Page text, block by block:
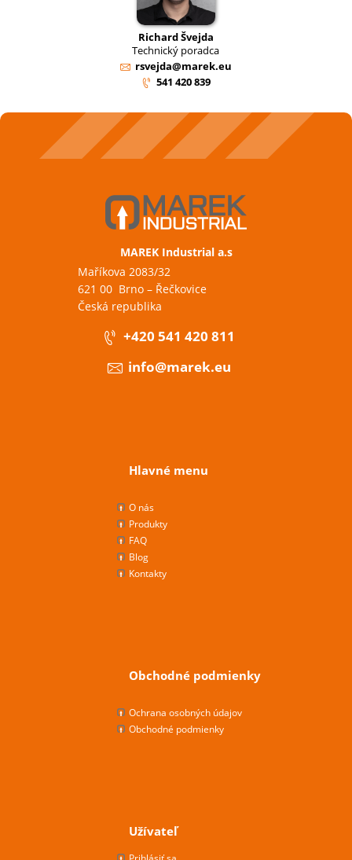
Richard Švejda
Technický poradca
rsvejda@marek.eu
541 420 839
MAREK Industrial a.s
Maříkova 2083/32
621 00 Brno – Řečkovice
Česká republika
+420 541 420 811
info@marek.eu
Hlavné menu
O nás
Produkty
FAQ
Blog
Kontakty
Obchodné podmienky
Ochrana osobných údajov
Obchodné podmienky
Užívateľ